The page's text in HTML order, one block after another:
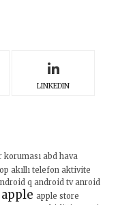
LINKEDIN
koruması abd hava
akıllı telefon aktivite
q android tv anroid
apple apple store